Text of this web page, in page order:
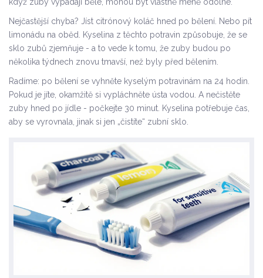
Nejčastější chyba? Jíst citrónový koláč hned po bělení. Nebo pít
limonádu na oběd. Kyselina z těchto potravin způsobuje, že se
sklo zubů zjemňuje - a to vede k tomu, že zuby budou po
několika týdnech znovu tmavší, než byly před bělením.
Radíme: po bělení se vyhněte kyselým potravinám na 24 hodin.
Pokud je jíte, okamžitě si vypláchněte ústa vodou. A nečistěte
zuby hned po jídle - počkejte 30 minut. Kyselina potřebuje čas,
aby se vyrovnala, jinak si jen „čistíte“ zubní sklo.